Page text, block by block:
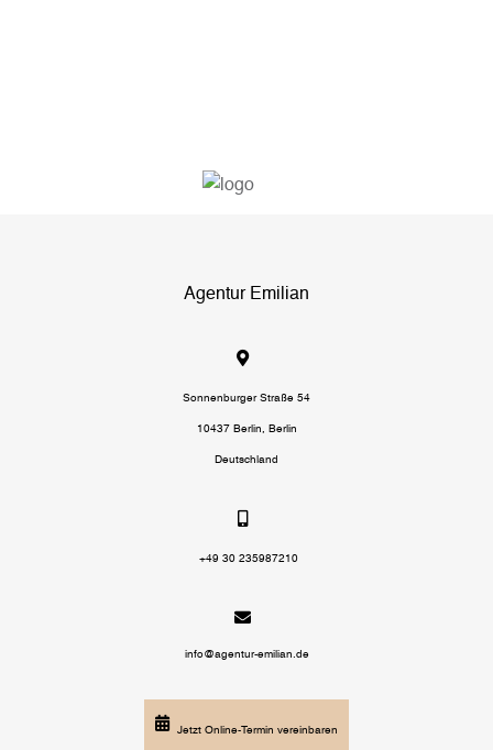
Agentur Emilian
Sonnenburger Straße 54
10437 Berlin, Berlin
Deutschland
+49 30 235987210
info@agentur-emilian.de
Jetzt Online-Termin vereinbaren